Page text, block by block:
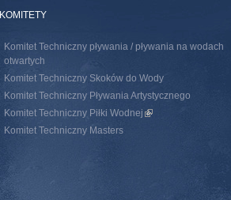
KOMITETY
Komitet Techniczny pływania / pływania na wodach
otwartych
Komitet Techniczny Skoków do Wody
Komitet Techniczny Pływania Artystycznego
Komitet Techniczny Piłki Wodnej (link is external)
Komitet Techniczny Masters